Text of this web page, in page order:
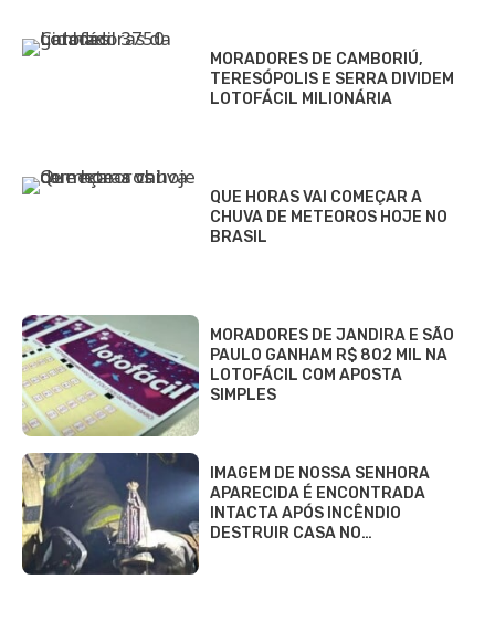
MORADORES DE CAMBORIÚ,
TERESÓPOLIS E SERRA DIVIDEM
LOTOFÁCIL MILIONÁRIA
QUE HORAS VAI COMEÇAR A
CHUVA DE METEOROS HOJE NO
BRASIL
MORADORES DE JANDIRA E SÃO
PAULO GANHAM R$ 802 MIL NA
LOTOFÁCIL COM APOSTA
SIMPLES
IMAGEM DE NOSSA SENHORA
APARECIDA É ENCONTRADA
INTACTA APÓS INCÊNDIO
DESTRUIR CASA NO…